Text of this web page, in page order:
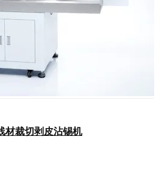
材裁切剥皮沾锡机